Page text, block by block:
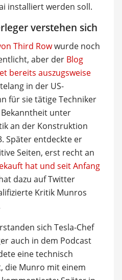
installiert werden soll.
verstehen sich
Third Rowwurde noch
aber der Blog
bereits auszugsweise
in der US-
für sie tätige Techniker
unter
an der Konstruktion
Später entdeckte er
Seiten, erst recht an
hat und seit Anfang
dazu auf Twitter
Kritik Munros
sich Tesla-Chef
auch in dem Podcast
eine technisch
die Munro mit einem